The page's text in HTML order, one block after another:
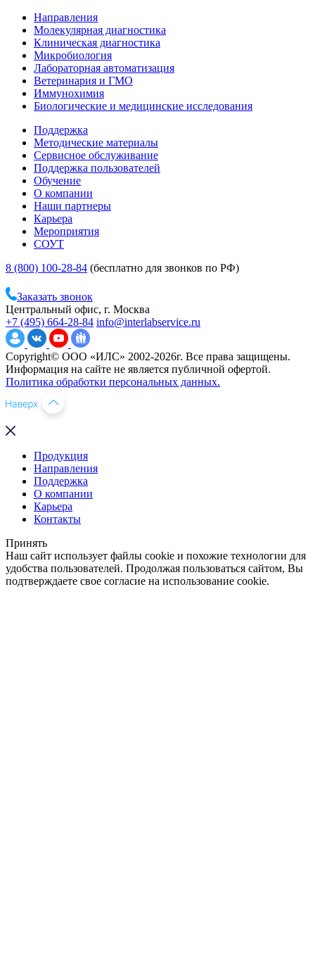
Направления
Молекулярная диагностика
Клиническая диагностика
Микробиология
Лабораторная автоматизация
Ветеринария и ГМО
Иммунохимия
Биологические и медицинские исследования
Поддержка
Методические материалы
Сервисное обслуживание
Поддержка пользователей
Обучение
О компании
Наши партнеры
Карьера
Мероприятия
СОУТ
8 (800) 100-28-84 (бесплатно для звонков по РФ)
Заказать звонок
Центральный офис, г. Москва
+7 (495) 664-28-84 info@interlabservice.ru
Copyright© ООО «ИЛС» 2002-2026г. Все права защищены.
Информация на сайте не является публичной офертой.
Политика обработки персональных данных.
Продукция
Направления
Поддержка
О компании
Карьера
Контакты
Принять
Наш сайт использует файлы cookie и похожие технологии для
удобства пользователей. Продолжая пользоваться сайтом, Вы
подтверждаете свое согласие на использование cookie.